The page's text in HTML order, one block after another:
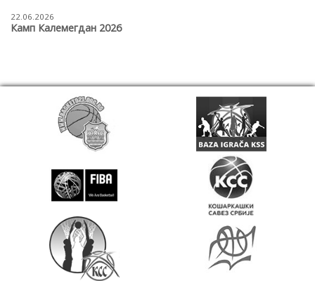
22.06.2026
Камп Калемегдан 2026